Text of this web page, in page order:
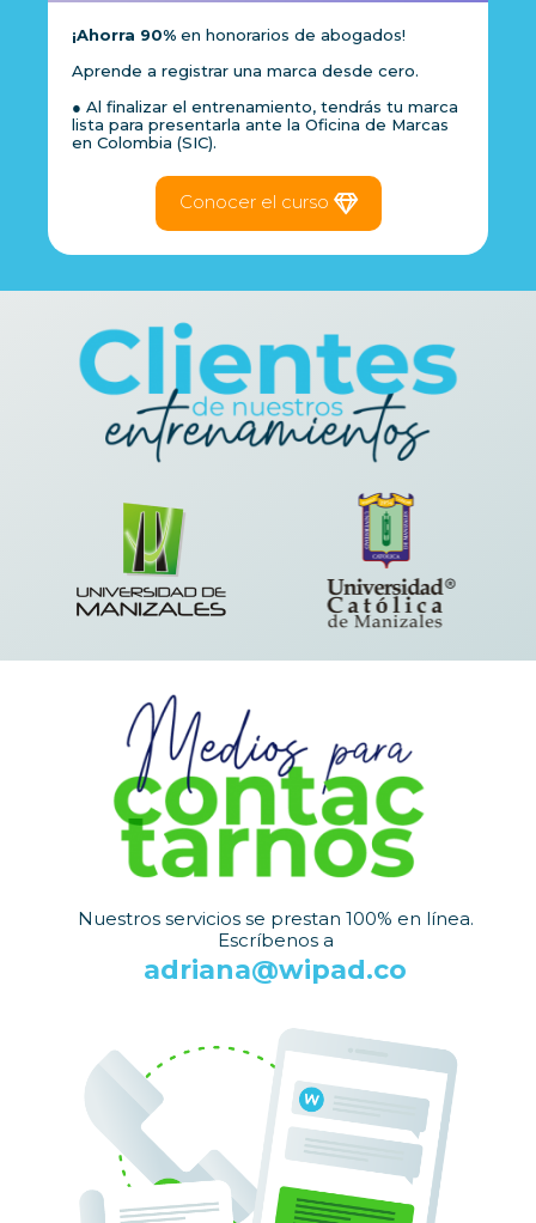
¡Ahorra 90% en honorarios de abogados!
Aprende a registrar una marca desde cero.
● Al finalizar el entrenamiento, tendrás tu marca
lista para presentarla ante la Oficina de Marcas
en Colombia (SIC).
Conocer el curso
Nuestros servicios se prestan 100% en línea.
Escríbenos a
adriana@wipad.co